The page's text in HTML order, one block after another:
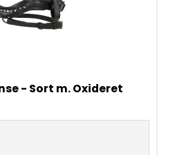
- Sort m. Oxideret